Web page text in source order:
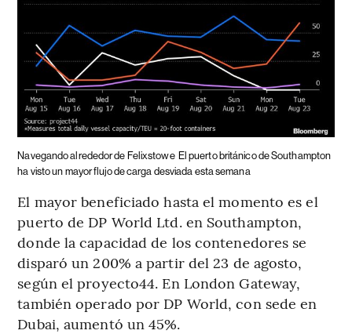
Navegando alrededor de Felixstowe El puerto británico de Southampton
ha visto un mayor flujo de carga desviada esta semana
El mayor beneficiado hasta el momento es el
puerto de DP World Ltd. en Southampton,
donde la capacidad de los contenedores se
disparó un 200% a partir del 23 de agosto,
según el proyecto44. En London Gateway,
también operado por DP World, con sede en
Dubai, aumentó un 45%.